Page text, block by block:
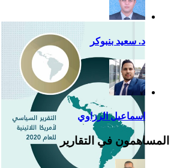
د. سعيد بنبوكر
اسماعيل الرزاوي
المساهمون في التقارير